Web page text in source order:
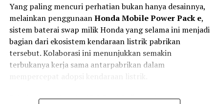
Torsi Instan 180 Nm dan Jarak
Tempuh 160 Km
Yang paling mencuri perhatian bukan hanya desainnya,
melainkan penggunaanHonda Mobile Power Pack e,
sistem baterai swap milik Honda yang selama ini menjadi
bagian dari ekosistem kendaraan listrik pabrikan
tersebut. Kolaborasi ini menunjukkan semakin
terbukanya kerja sama antarpabrikan dalam
mempercepat adopsi kendaraan listrik.
Sebelumnya, Yamaha JOG E telah dipasarkan secara